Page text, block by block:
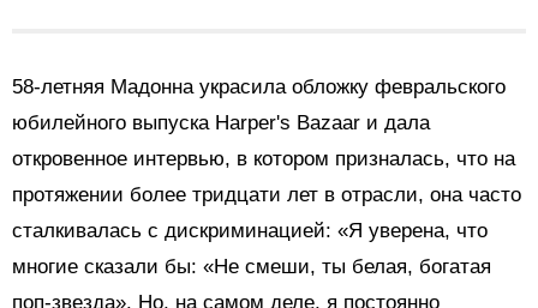
58-летняя Мадонна украсила обложку февральского
юбилейного выпуска Harper's Bazaar и дала
откровенное интервью, в котором призналась, что на
протяжении более тридцати лет в отрасли, она часто
сталкивалась с дискриминацией: «Я уверена, что
многие сказали бы: «Не смеши, ты белая, богатая
поп-звезда». Но, на самом деле, я постоянно